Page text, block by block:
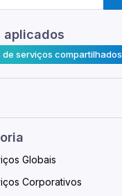
aplicados
de serviços compartilhados
Globais
Corporativos